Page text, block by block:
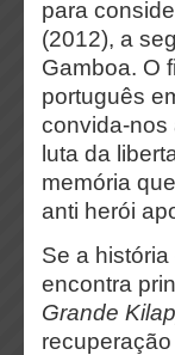
para
(2012), a
Gamboa. O
português
convida-nos
luta da
memória
anti herói
Se a
encontra
Grande